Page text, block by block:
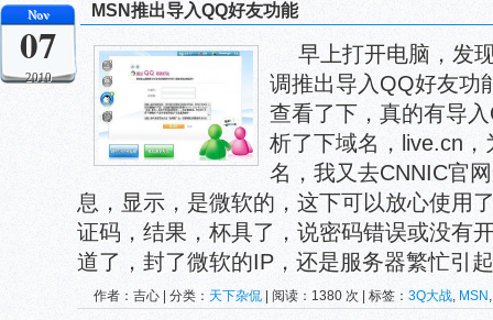
Nov
07
2010
MSN推出导入QQ好友功能
早上打开电脑，发
调推出导入QQ好友功
查看了下，真的有导
析了下域名，live.cn
名，我又去CNNIC官
息，显示，是微软的，这下可以放心使用
证码，结果，杯具了，说密码错误或没有
道了，封了微软的IP，还是服务器繁忙引
作者：吉心 | 分类： 天下杂侃 | 阅读：1380 次 | 标签： 3Q大战, MSN